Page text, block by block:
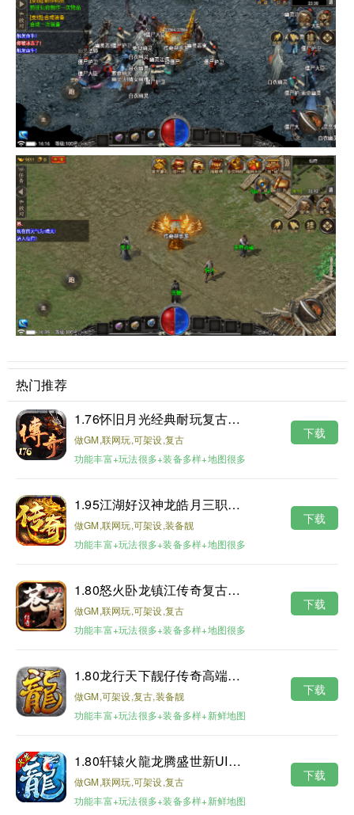
热门推荐
1.76怀旧月光经典耐玩复古金币版
做GM,联网玩,可架设,复古
功能丰富+玩法很多+装备多样+地图很多
下载
1.95江湖好汉神龙皓月三职业版本
做GM,联网玩,可架设,装备靓
功能丰富+玩法很多+装备多样+地图很多
下载
1.80怒火卧龙镇江传奇复古耐玩版
做GM,联网玩,可架设,复古
功能丰富+玩法很多+装备多样+地图很多
下载
1.80龙行天下靓仔传奇高端月卡第二版
做GM,可架设,复古,装备靓
功能丰富+玩法很多+装备多样+新鲜地图
下载
1.80轩辕火龍龙腾盛世新UI修复版
做GM,联网玩,可架设,复古
功能丰富+玩法很多+装备多样+新鲜地图
下载